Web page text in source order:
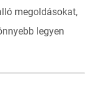
megoldásokat,
legyen